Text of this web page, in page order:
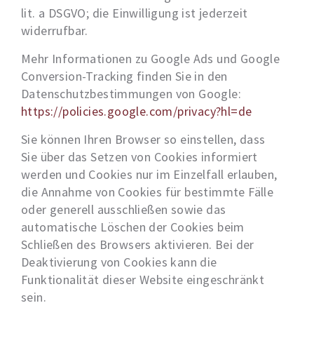
lit. a DSGVO; die Einwilligung ist jederzeit
widerrufbar.
Mehr Informationen zu Google Ads und Google
Conversion-Tracking finden Sie in den
Datenschutzbestimmungen von Google:
https://policies.google.com/privacy?hl=de
Sie können Ihren Browser so einstellen, dass
Sie über das Setzen von Cookies informiert
werden und Cookies nur im Einzelfall erlauben,
die Annahme von Cookies für bestimmte Fälle
oder generell ausschließen sowie das
automatische Löschen der Cookies beim
Schließen des Browsers aktivieren. Bei der
Deaktivierung von Cookies kann die
Funktionalität dieser Website eingeschränkt
sein.